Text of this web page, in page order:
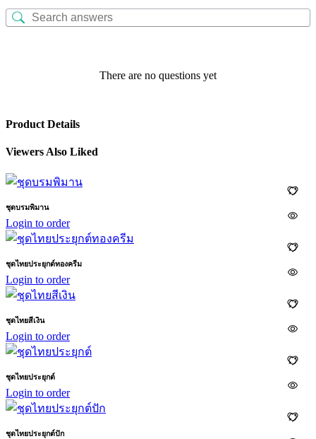
There are no questions yet
Product Details
Viewers Also Liked
ชุดบรมพิมาน
Login to order
ชุดไทยประยุกต์ทองครีม
Login to order
ชุดไทยสีเงิน
Login to order
ชุดไทยประยุกต์
Login to order
ชุดไทยประยุกต์ปัก